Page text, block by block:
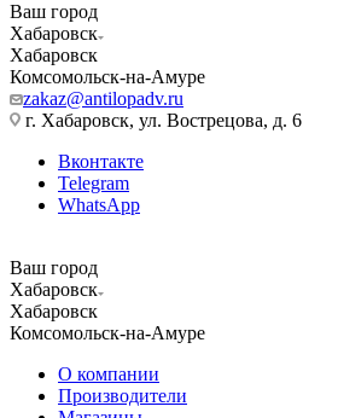
Ваш город
Хабаровск
Хабаровск
Комсомольск-на-Амуре
zakaz@antilopadv.ru
г. Хабаровск, ул. Вострецова, д. 6
Вконтакте
Telegram
WhatsApp
Ваш город
Хабаровск
Хабаровск
Комсомольск-на-Амуре
О компании
Производители